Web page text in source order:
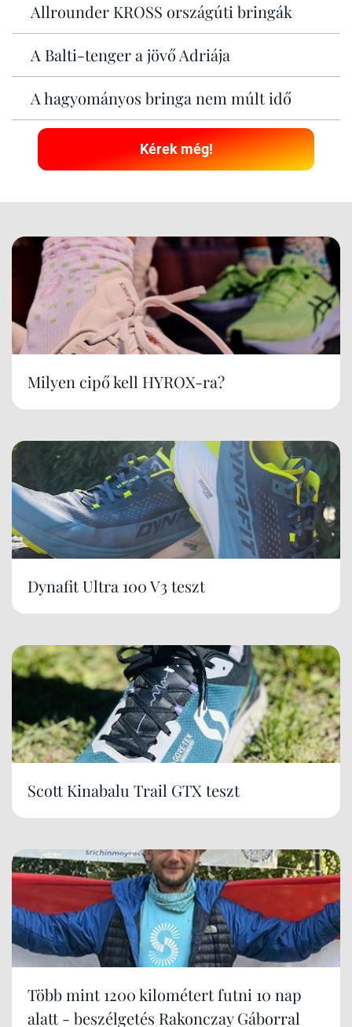
Allrounder KROSS országúti bringák
A Balti-tenger a jövő Adriája
A hagyományos bringa nem múlt idő
Kérek még!
Milyen cipő kell HYROX-ra?
Dynafit Ultra 100 V3 teszt
Scott Kinabalu Trail GTX teszt
Több mint 1200 kilométert futni 10 nap
alatt - beszélgetés Rakonczay Gáborral